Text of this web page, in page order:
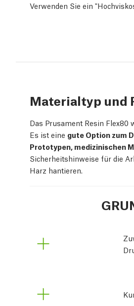
Verwenden Sie ein
Materialtyp und
Das Prusament Resin Flex80
Es ist eine gute Option zum
Prototypen, medizinischen
Sicherheitshinweise für die
Harz hantieren.